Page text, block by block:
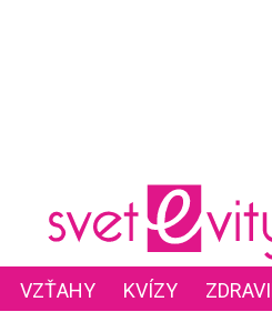
VZŤAHY KVÍZY